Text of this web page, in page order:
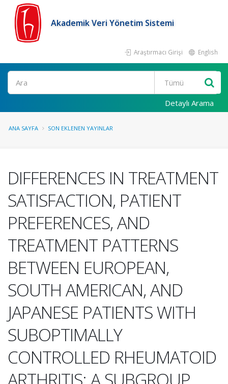
Akademik Veri Yönetim Sistemi
Araştırmacı Girişi English
Ara
Detaylı Arama
ANA SAYFA SON EKLENEN YAYINLAR
DIFFERENCES IN TREATMENT
SATISFACTION, PATIENT
PREFERENCES, AND
TREATMENT PATTERNS
BETWEEN EUROPEAN,
SOUTH AMERICAN, AND
JAPANESE PATIENTS WITH
SUBOPTIMALLY
CONTROLLED RHEUMATOID